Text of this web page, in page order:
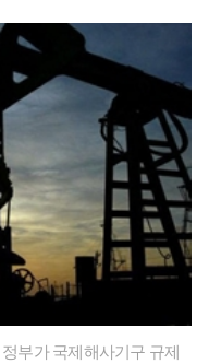
부가 국제해사기구 규제